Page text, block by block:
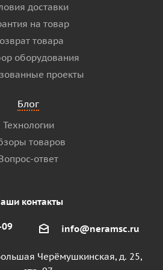
доставки
на товар
товара
оборудования
проекты
Блог
Технологии
товаров
ответ
контакты
info@neramsc.ru
Черёмушкинская, д. 25,